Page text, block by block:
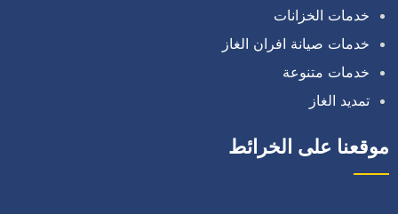
خدمات الخزانات
خدمات صيانة افران الغاز
خدمات متنوعة
تمديد الغاز
موقعنا على الخرائط